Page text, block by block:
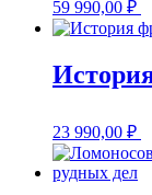
59 990,00 ₽
23 990,00 ₽